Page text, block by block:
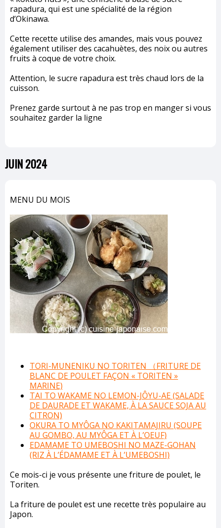
rapadura, qui est une spécialité de la région
d’Okinawa.
Cette recette utilise des amandes, mais vous pouvez
également utiliser des cacahuètes, des noix ou autres
fruits à coque de votre choix.
Attention, le sucre rapadura est très chaud lors de la
cuisson.
Prenez garde surtout à ne pas trop en manger si vous
souhaitez garder la ligne
JUIN 2024
MENU DU MOIS
TORI-MUNENIKU NO TORITEN （FRITURE DE
BLANC DE POULET FAÇON « TORITEN »
MARINE)
TAI TO WAKAME NO LEMON-JÔYU-AE (SALADE
DE DAURADE ET WAKAME, À LA SAUCE SOJA AU
CITRON)
OKURA TO MYÔGA NO KAKITAMAJIRU (SOUPE
AU GOMBO, AU MYÔGA ET À L’OEUF)
EDAMAME TO UMEBOSHI NO MAZE-GOHAN
(RIZ À L’ÉDAMAME ET À L’UMEBOSHI)
Ce mois-ci je vous présente une friture de poulet, le
Toriten.
La friture de poulet est une recette très populaire au
Japon.